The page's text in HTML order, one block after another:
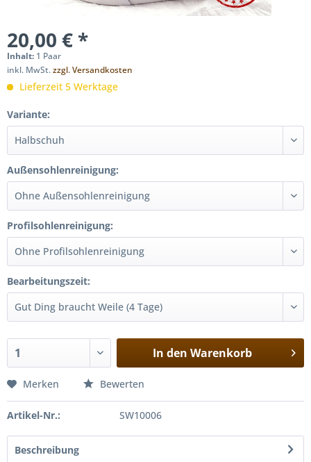
20,00 € *
Inhalt: 1 Paar
inkl. MwSt.zzgl. Versandkosten
Lieferzeit 5 Werktage
Variante:
Außensohlenreinigung:
Profilsohlenreinigung:
Bearbeitungszeit:
In den Warenkorb
Merken Bewerten
Artikel-Nr.: SW10006
Beschreibung